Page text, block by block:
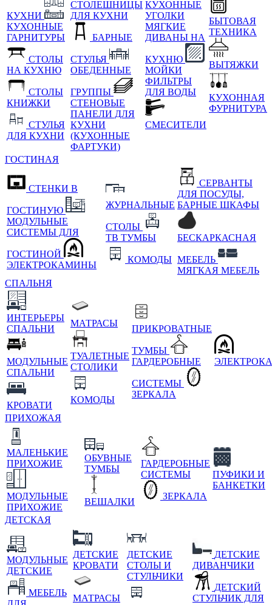
КУХНИ
КУХОННЫЕ
ГАРНИТУРЫ
СТОЛЫ
НА КУХНЮ
СТОЛЫ
КНИЖКИ
СТУЛЬЯ
ДЛЯ КУХНИ
СТОЛЕШНИЦЫ
ДЛЯ КУХНИ
БАРНЫЕ
СТУЛЬЯ
ОБЕДЕННЫЕ
ГРУППЫ
СТЕНОВЫЕ
ПАНЕЛИ ДЛЯ
КУХНИ
(КУХОННЫЕ
ФАРТУКИ)
КУХОННЫЕ
УГОЛКИ
МЯГКИЕ
ДИВАНЫ НА
КУХНЮ
МОЙКИ
ФИЛЬТРЫ
ДЛЯ ВОДЫ
СМЕСИТЕЛИ
БЫТОВАЯ
ТЕХНИКА
ВЫТЯЖКИ
КУХОННАЯ
ФУРНИТУРА
ГОСТИНАЯ
СТЕНКИ В
ГОСТИНУЮ
МОДУЛЬНЫЕ
СИСТЕМЫ ДЛЯ
ГОСТИНОЙ
ЭЛЕКТРОКАМИНЫ
ЖУРНАЛЬНЫЕ
СТОЛЫ
ТВ ТУМБЫ
КОМОДЫ
СЕРВАНТЫ
ДЛЯ ПОСУДЫ,
БАРНЫЕ ШКАФЫ
БЕСКАРКАСНАЯ
МЕБЕЛЬ
МЯГКАЯ МЕБЕЛЬ
СПАЛЬНЯ
ИНТЕРЬЕРЫ
СПАЛЬНИ
МОДУЛЬНЫЕ
СПАЛЬНИ
КРОВАТИ
МАТРАСЫ
ТУАЛЕТНЫЕ
СТОЛИКИ
КОМОДЫ
ПРИКРОВАТНЫЕ
ТУМБЫ
ГАРДЕРОБНЫЕ
СИСТЕМЫ
ЗЕРКАЛА
ПРИХОЖАЯ
МАЛЕНЬКИЕ
ПРИХОЖИЕ
МОДУЛЬНЫЕ
ПРИХОЖИЕ
ОБУВНЫЕ
ТУМБЫ
ВЕШАЛКИ
ГАРДЕРОБНЫЕ
СИСТЕМЫ
ЗЕРКАЛА
ПУФИКИ И
БАНКЕТКИ
ДЕТСКАЯ
МОДУЛЬНЫЕ
ДЕТСКИЕ
МЕБЕЛЬ
ДЕТСКИЕ
КРОВАТИ
МАТРАСЫ
ДЕТСКИЕ
СТОЛЫ И
СТУЛЬЧИКИ
ДЕТСКИЕ
ДИВАНЧИКИ
ДЕТСКИЙ
СТУЛЬЧИК ДЛЯ